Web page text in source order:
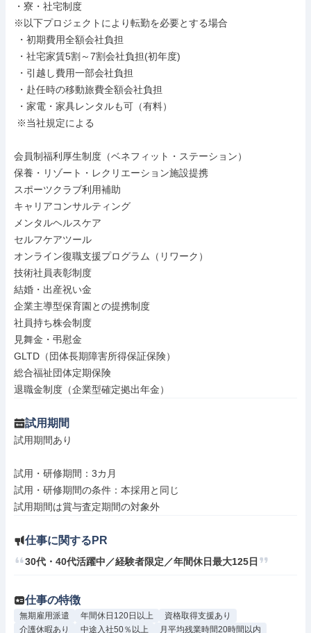
・寮・社宅制度
※以下プロジェクトにより転勤を必要とする場合
会員制福利厚生制度（ベネフィット・ステーション）
保養・リゾート・レクリエーション施設提携
スポーツクラブ利用補助
キャリアコンサルティング
メンタルヘルスケア
セルフケアツール
オンライン復職支援プログラム（リワーク）
技術社員表彰制度
結婚・出産祝い金
企業主導型保育園との提携制度
社員持ち株会制度
見舞金・弔慰金
GLTD（団体長期障害所得保証保険）
総合福祉団体定期保険
退職金制度（企業型確定拠出年金）
試用期間
試用期間あり
試用・研修期間：3カ月
試用・研修期間の条件：本採用と同じ
仕事に関するPR
30代・40代活躍中／経験者限定／年間休日最大125日
仕事の特徴
無期雇用派遣 年間休日120日以上
資格取得支援あり
介護休暇あり
中途入社50％以上 月平均残業時間20時間以内